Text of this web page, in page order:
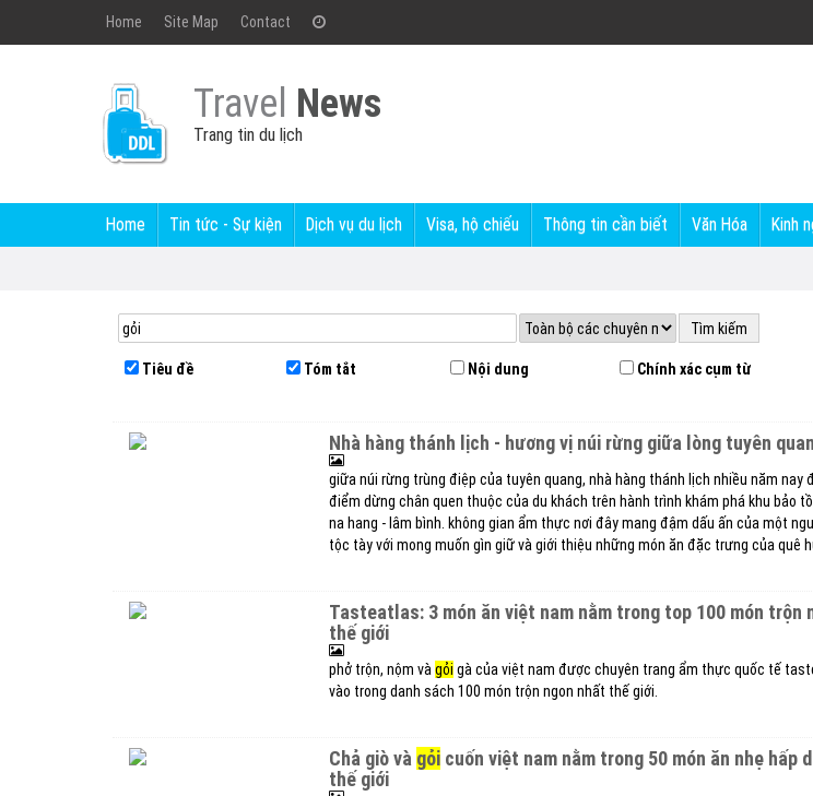
Home Site Map Contact
Travel News
Trang tin du lịch
Home Tin tức - Sự kiện Dịch vụ du lịch Visa, hộ chiếu Thông tin cần biết Văn Hóa Kinh
Tiêu đề Tóm tắt Nội dung Chính xác cụm từ
nhà hàng thánh lịch - hương vị núi rừng giữa lòng tuyên
giữa núi rừng trùng điệp của tuyên quang, nhà hàng thánh lịch nhiều năm nay
điểm dừng chân quen thuộc của du khách trên hành trình khám phá khu bảo
na hang - lâm bình. không gian ẩm thực nơi đây mang đậm dấu ấn của một
tộc tày với mong muốn gìn giữ và giới thiệu những món ăn đặc trưng của quê
tasteatlas: 3 món ăn việt nam nằm trong top 100 món trộn ngon nhất
thế giới
phở trộn, nộm và gỏi gà của việt nam được chuyên trang ẩm thực quốc tế
vào trong danh sách 100 món trộn ngon nhất thế giới.
chả giò và gỏi cuốn việt nam nằm trong 50 món ăn nhẹ hấp
thế giới